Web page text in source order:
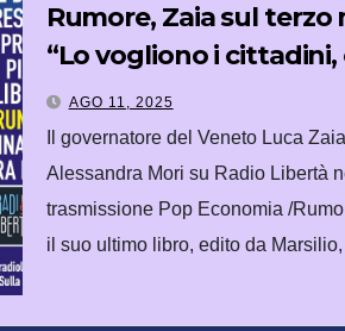
Rumore, Zaia sul
“Lo vogliono i
capisce verrà punito”
AGO 11, 2025
Il governatore del Veneto Luca
Alessandra Mori su Radio Libertà
trasmissione Pop Economia /
il suo ultimo libro, edito da